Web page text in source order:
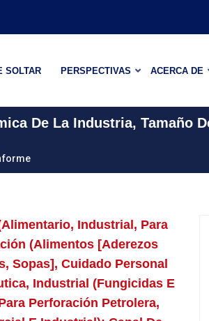
SOLTAR PERSPECTIVAS ACERCA DE
De La Industria, Tamaño
Industrial, Para
(alimentos [aderezos
Sopas], Cuidado Personal
Industrial (fungicidas E
Perforación Petrolera,